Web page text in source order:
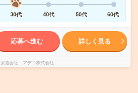
30代 40代 50代 60代
応募へ進む 詳しく見る
派遣会社 アデコ株式会社